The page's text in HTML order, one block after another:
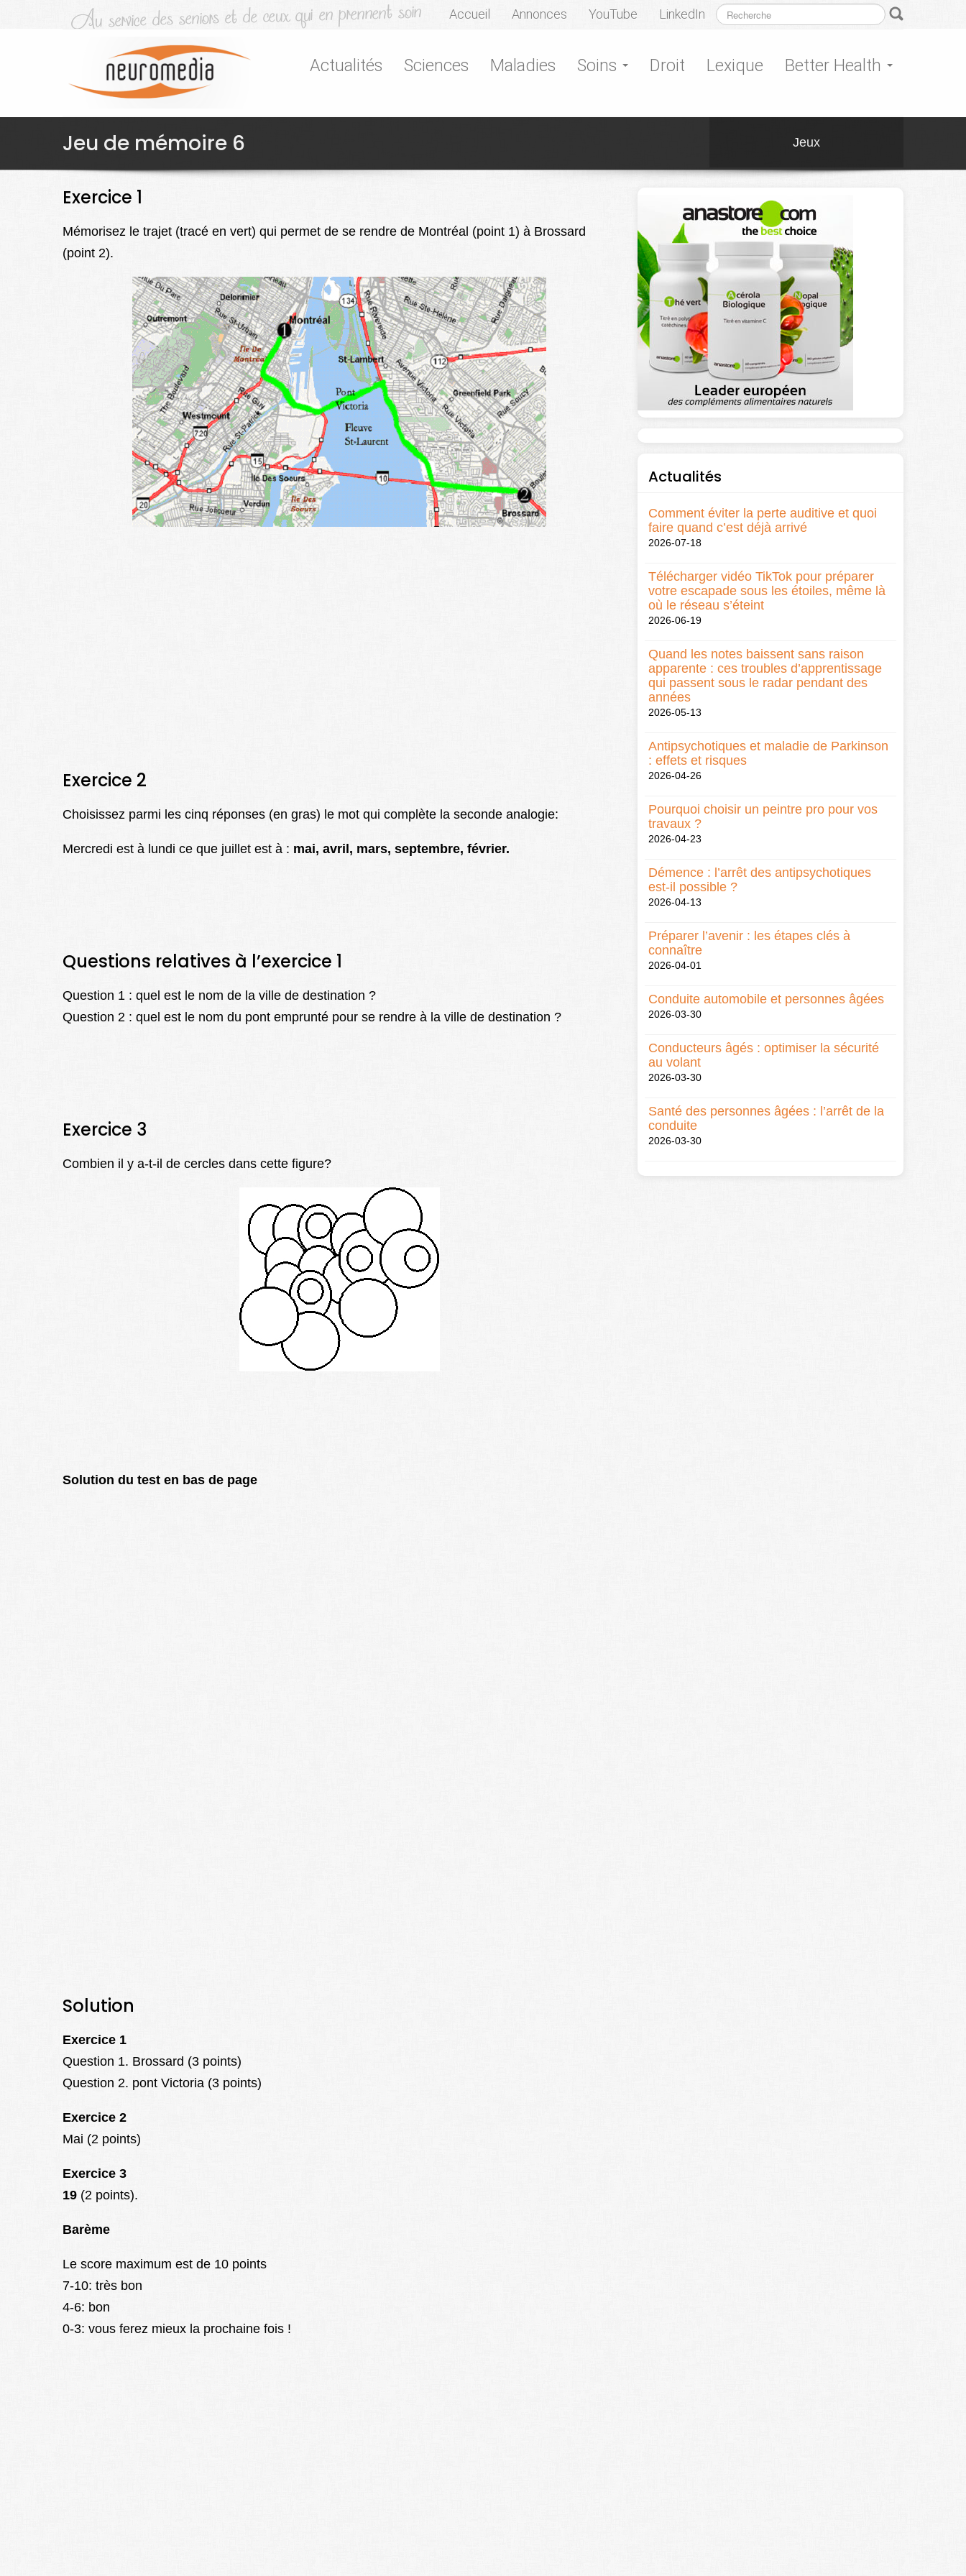
Accueil Annonces YouTube LinkedIn
Actualités Sciences Maladies Soins Droit Lexique Better Health
Jeu de mémoire 6 Jeux
Exercice 1
Mémorisez le trajet (tracé en vert) qui permet de se rendre de Montréal (point 1) à Brossard
(point 2).
Exercice 2
Choisissez parmi les cinq réponses (en gras) le mot qui complète la seconde analogie:
Mercredi est à lundi ce que juillet est à : mai, avril, mars, septembre, février.
Questions relatives à l’exercice 1
Question 1 : quel est le nom de la ville de destination ?
Question 2 : quel est le nom du pont emprunté pour se rendre à la ville de destination ?
Exercice 3
Combien il y a-t-il de cercles dans cette figure?
Solution du test en bas de page
Solution
Exercice 1
Question 1. Brossard (3 points)
Question 2. pont Victoria (3 points)
Exercice 2
Mai (2 points)
Exercice 3
19 (2 points).
Barème
Le score maximum est de 10 points
7-10: très bon
4-6: bon
0-3: vous ferez mieux la prochaine fois !
Actualités
Comment éviter la perte auditive et quoi
faire quand c’est déjà arrivé
2026-07-18
Télécharger vidéo TikTok pour préparer
votre escapade sous les étoiles, même là
où le réseau s’éteint
2026-06-19
Quand les notes baissent sans raison
apparente : ces troubles d’apprentissage
qui passent sous le radar pendant des
années
2026-05-13
Antipsychotiques et maladie de Parkinson
: effets et risques
2026-04-26
Pourquoi choisir un peintre pro pour vos
travaux ?
2026-04-23
Démence : l’arrêt des antipsychotiques
est-il possible ?
2026-04-13
Préparer l’avenir : les étapes clés à
connaître
2026-04-01
Conduite automobile et personnes âgées
2026-03-30
Conducteurs âgés : optimiser la sécurité
au volant
2026-03-30
Santé des personnes âgées : l’arrêt de la
conduite
2026-03-30